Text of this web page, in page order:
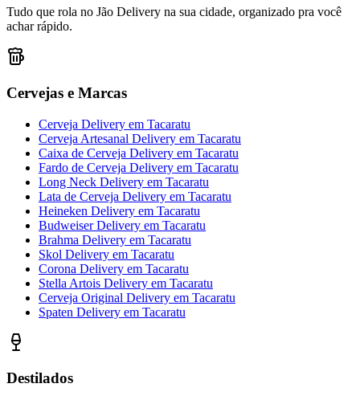
Tudo que rola no Jão Delivery na sua cidade, organizado pra você
achar rápido.
Cervejas e Marcas
Cerveja Delivery em Tacaratu
Cerveja Artesanal Delivery em Tacaratu
Caixa de Cerveja Delivery em Tacaratu
Fardo de Cerveja Delivery em Tacaratu
Long Neck Delivery em Tacaratu
Lata de Cerveja Delivery em Tacaratu
Heineken Delivery em Tacaratu
Budweiser Delivery em Tacaratu
Brahma Delivery em Tacaratu
Skol Delivery em Tacaratu
Corona Delivery em Tacaratu
Stella Artois Delivery em Tacaratu
Cerveja Original Delivery em Tacaratu
Spaten Delivery em Tacaratu
Destilados